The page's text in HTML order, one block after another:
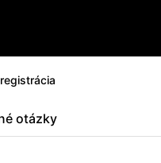
otázky